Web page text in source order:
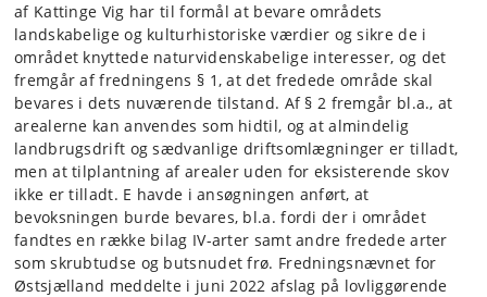
af Kattinge Vig har til formål at bevare områdets
landskabelige og kulturhistoriske værdier og sikre de i
området knyttede naturvidenskabelige interesser, og det
fremgår af fredningens § 1, at det fredede område skal
bevares i dets nuværende tilstand. Af § 2 fremgår bl.a., at
arealerne kan anvendes som hidtil, og at almindelig
landbrugsdrift og sædvanlige driftsomlægninger er tilladt,
men at tilplantning af arealer uden for eksisterende skov
ikke er tilladt. E havde i ansøgningen anført, at
bevoksningen burde bevares, bl.a. fordi der i området
fandtes en række bilag IV-arter samt andre fredede arter
som skrubtudse og butsnudet frø. Fredningsnævnet for
Østsjælland meddelte i juni 2022 afslag på lovliggørende